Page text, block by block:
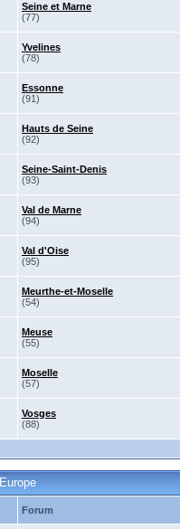
Seine et Marne
(77)
Yvelines
(78)
Essonne
(91)
Hauts de Seine
(92)
Seine-Saint-Denis
(93)
Val de Marne
(94)
Val d'Oise
(95)
Meurthe-et-Moselle
(54)
Meuse
(55)
Moselle
(57)
Vosges
(88)
Europe
Forum